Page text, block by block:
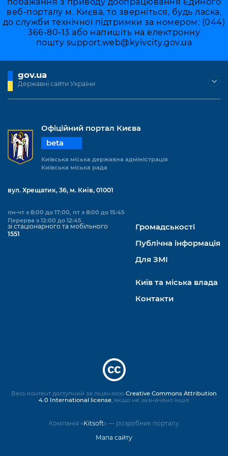
веб-порталу м. Києва, то зверніться, будь ласка,
до служби технічної підтримки за номером: (044)
366-80-13 або напишіть на електронну
пошту support.web@kyivcity.gov.ua
gov.ua
Державні сайти України
Офіційний портал Києва
beta
Київська міська державна адміністрація
Київська міська рада
вул. Хрещатик, 36, м. Київ, 01001
пн-чт з 8:00 до 17:00, пт з 8:00 до 15:45
Перерва з 12:00 до 12:45
зі стаціонарного та мобільного
1551
Громадськості
Публічна інформація
Для ЗМІ
Київ та міська влада
Контакти
Компанія «Kitsoft» — розробник порталу
Мапа сайту
Весь контент доступний за ліцензією Creative Commons Attribution
4.0 International license , якщо не зазначено інше